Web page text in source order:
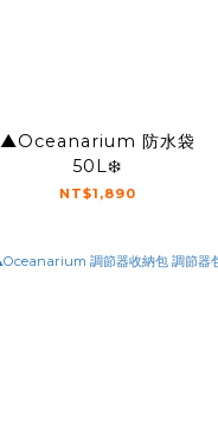
▲Oceanarium 防水袋
50L❄️
NT$1,890